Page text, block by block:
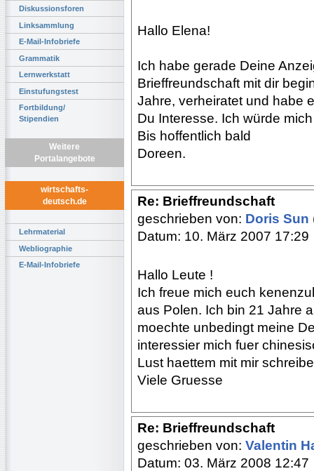
Diskussionsforen
Linksammlung
E-Mail-Infobriefe
Grammatik
Lernwerkstatt
Einstufungstest
Fortbildung/
Stipendien
Weitere
Portalangebote
wirtschafts-
deutsch.de
Lehrmaterial
Webliographie
E-Mail-Infobriefe
Hallo Elena!
Ich habe gerade Deine
Brieffreundschaft mit dir
Jahre, verheiratet und habe
Du Interesse. Ich würde
Bis hoffentlich bald
Doreen.
Re: Brieffreundschaft
geschrieben von: Doris Sun
Datum: 10. März 2007 17:29
Hallo Leute !
Ich freue mich euch
aus Polen. Ich bin 21 Jahre
moechte unbedingt meine
interessier mich fuer
Lust haettem mit mir
Viele Gruesse
Re: Brieffreundschaft
geschrieben von: Valentin
Datum: 03. März 2008 12:47